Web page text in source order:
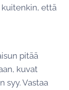
että
pitää
kuvat
syy. Vastaa